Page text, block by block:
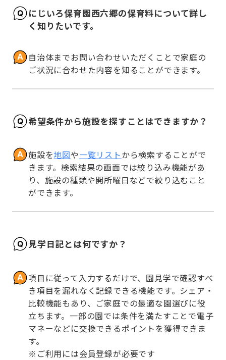
にじいろ保育園西六郷の保育料について詳し
く知りたいです。
自治体までお問い合わせいただくことで家庭の
ご状況に合わせた内容を知ることができます。
希望条件から施設を探すことはできますか？
施設を地図や一覧リストから検索することがで
きます。検索結果の画面では絞り込み機能があ
り、施設の種類や開所曜日などで絞り込むこと
ができます。
見学日記とは何ですか？
項目に従って入力するだけで、園見学で確認すべ
き項目を漏れなく記録できる機能です。シェア・
比較機能もあり、ご家庭での最適な園選びに役
立ちます。一部の園では条件を満たすことで電子
マネーなどに交換できるポイントを獲得できま
す。
※ご利用には会員登録が必要です